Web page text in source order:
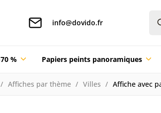
info@dovido.fr
% Papiers peints panoramiques
Affiches par thème Villes Affiche avec